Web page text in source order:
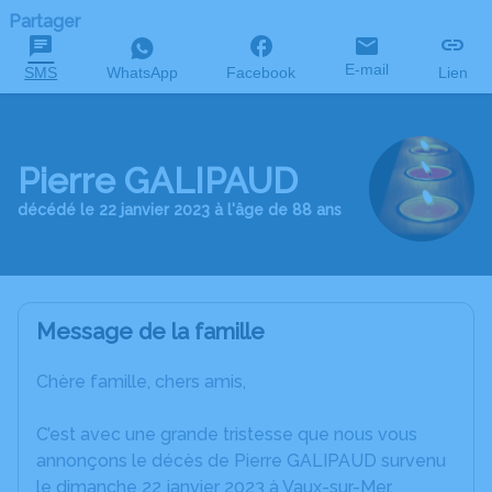
Partager
SMS WhatsApp Facebook E-mail Lien
Pierre GALIPAUD
décédé le 22 janvier 2023 à l'âge de 88 ans
Message de la famille
Chère famille, chers amis,
C’est avec une grande tristesse que nous vous
annonçons le décès de Pierre GALIPAUD survenu
le dimanche 22 janvier 2023 à Vaux-sur-Mer.